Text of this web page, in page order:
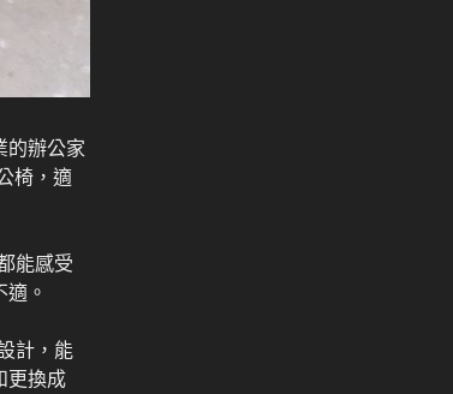
的辦公家
椅，適
能感受
。
計，能
更換成